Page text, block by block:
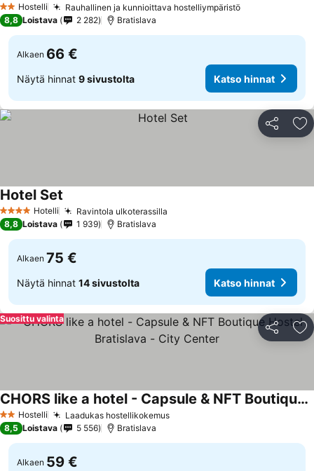
2 Tähtiluokitus
Hostelli Rauhallinen ja kunnioittava hostelliympäristö
8,8 Loistava 2 282 Bratislava
Alkaen 66 €
Näytä hinnat 9 sivustolta Katso hinnat
Jaa
4 Tähtiluokitus
Hotelli Ravintola ulkoterassilla
Hotel Set
8,8 Loistava 1 939 Bratislava
Alkaen 75 €
Näytä hinnat 14 sivustolta Katso hinnat
Jaa
Suosittu valinta
2 Tähtiluokitus
Hostelli Laadukas hostellikokemus
CHORS like a hotel - Capsule & NFT Boutique Hostel Bratislava - City Center
8,5 Loistava 5 556 Bratislava
Alkaen 59 €